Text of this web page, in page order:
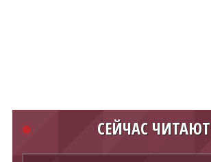
СЕЙЧАС ЧИТАЮТ